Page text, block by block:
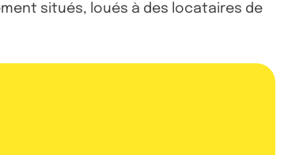
situés, loués à des locataires de